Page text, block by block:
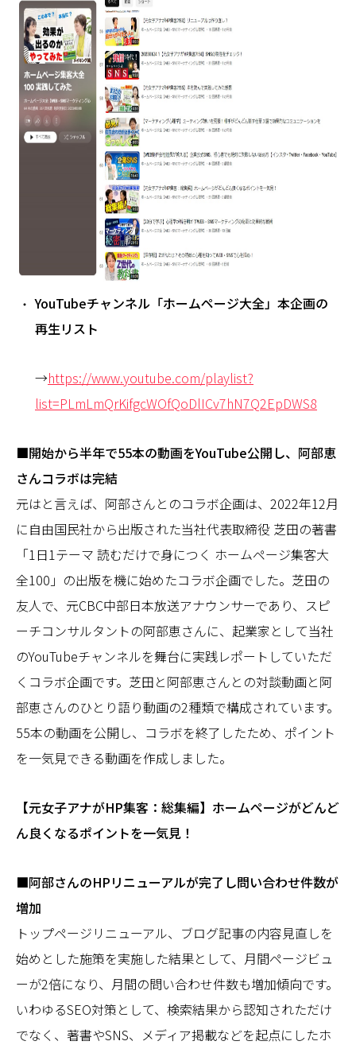
YouTubeチャンネル「ホームページ大全」本企画の
再生リスト
→https://www.youtube.com/playlist?
list=PLmLmQrKifgcWOfQoDlICv7hN7Q2EpDWS8
■開始から半年で55本の動画をYouTube公開し、阿部恵
さんコラボは完結
元はと言えば、阿部さんとのコラボ企画は、2022年12月
に自由国民社から出版された当社代表取締役 芝田の著書
「1日1テーマ 読むだけで身につく ホームページ集客大
全100」の出版を機に始めたコラボ企画でした。芝田の
友人で、元CBC中部日本放送アナウンサーであり、スピ
ーチコンサルタントの阿部恵さんに、起業家として当社
のYouTubeチャンネルを舞台に実践レポートしていただ
くコラボ企画です。芝田と阿部恵さんとの対談動画と阿
部恵さんのひとり語り動画の2種類で構成されています。
55本の動画を公開し、コラボを終了したため、ポイント
を一気見できる動画を作成しました。
【元女子アナがHP集客：総集編】ホームページがどんど
ん良くなるポイントを一気見！
■阿部さんのHPリニューアルが完了し問い合わせ件数が
増加
トップページリニューアル、ブログ記事の内容見直しを
始めとした施策を実施した結果として、月間ページビュ
ーが2倍になり、月間の問い合わせ件数も増加傾向です。
いわゆるSEO対策として、検索結果から認知されただけ
でなく、著書やSNS、メディア掲載などを起点にしたホ